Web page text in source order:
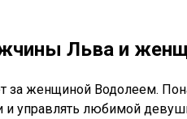
Льва и
женщиной Водолеем.
управлять любимой